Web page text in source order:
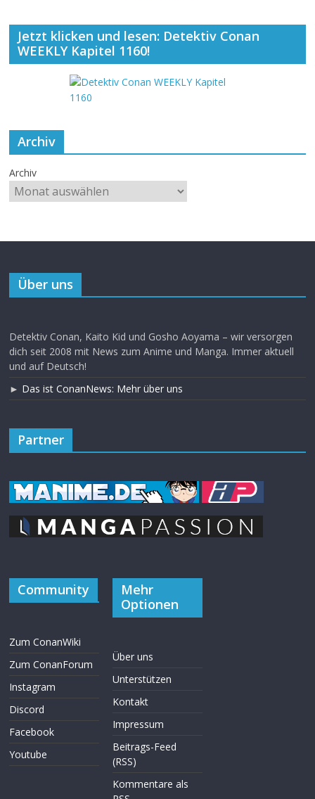
Jetzt klicken und lesen: Detektiv Conan
WEEKLY Kapitel 1160!
Archiv
Archiv
Über uns
Detektiv Conan, Kaito Kid und Gosho Aoyama – wir versorgen
dich seit 2008 mit News zum Anime und Manga. Immer aktuell
und auf Deutsch!
► Das ist ConanNews: Mehr über uns
Partner
Community
Zum ConanWiki
Zum ConanForum
Instagram
Discord
Facebook
Youtube
Mehr
Optionen
Über uns
Unterstützen
Kontakt
Impressum
Beitrags-Feed
(RSS)
Kommentare als